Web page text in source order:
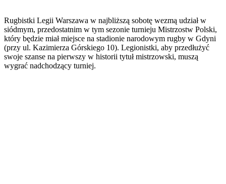
Rugbistki Legii Warszawa w najbliższą sobotę wezmą udział w
siódmym, przedostatnim w tym sezonie turnieju Mistrzostw Polski,
który będzie miał miejsce na stadionie narodowym rugby w Gdyni
(przy ul. Kazimierza Górskiego 10). Legionistki, aby przedłużyć
swoje szanse na pierwszy w historii tytuł mistrzowski, muszą
wygrać nadchodzący turniej.